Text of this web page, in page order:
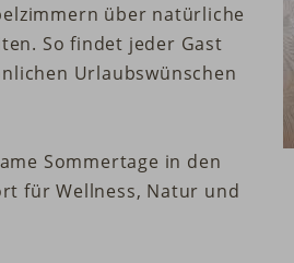
über natürliche
So findet jeder Gast
Urlaubswünschen
Sommertage in den
für Wellness, Natur und